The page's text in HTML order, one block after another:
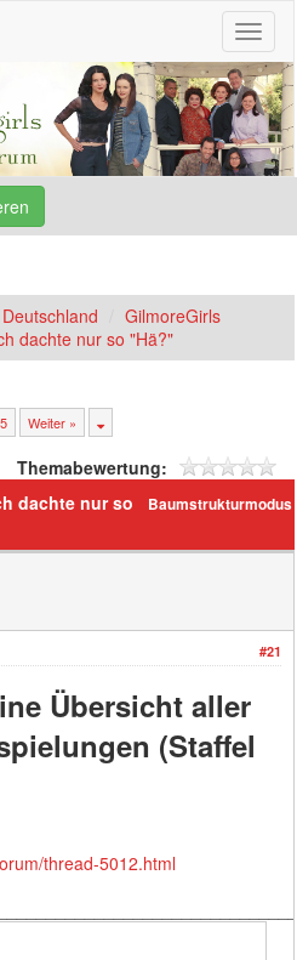
GilmoreGirls
dachte nur so "Hä?"
Weiter »
Themabewertung:
Baumstrukturmodus
dachte nur so
#21
Übersicht aller
(Staffel
thread-5012.html